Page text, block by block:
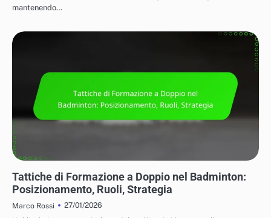
mantenendo…
Tattiche di Formazione a Doppio nel Badminton:
Posizionamento, Ruoli, Strategia
Marco Rossi
27/01/2026